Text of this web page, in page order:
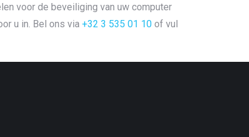
voor de beveiliging van uw computer
u in. Bel ons via +32 3 535 01 10 of vul